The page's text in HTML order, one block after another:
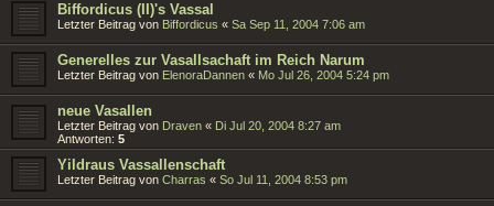
Biffordicus (II)'s Vassal
Letzter Beitrag von Biffordicus « Sa Sep 11, 2004 7:06 am
Generelles zur Vasallsachaft im Reich Narum
Letzter Beitrag von ElenoraDannen « Mo Jul 26, 2004 5:24 pm
neue Vasallen
Letzter Beitrag von Draven « Di Jul 20, 2004 8:27 am
Antworten: 5
Yildraus Vassallenschaft
Letzter Beitrag von Charras « So Jul 11, 2004 8:53 pm